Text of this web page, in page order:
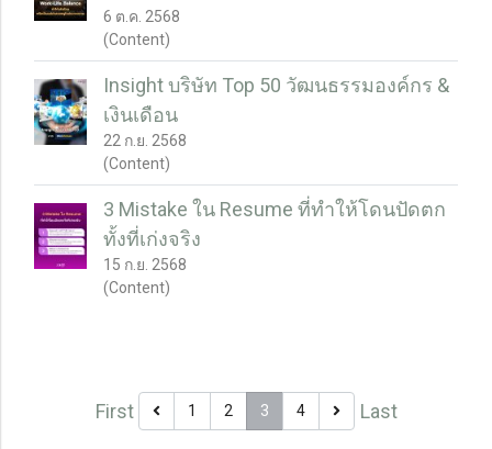
6 ต.ค. 2568
(Content)
Insight บริษัท Top 50 วัฒนธรรมองค์กร &
เงินเดือน
22 ก.ย. 2568
(Content)
3 Mistake ใน Resume ที่ทำให้โดนปัดตก
ทั้งที่เก่งจริง
15 ก.ย. 2568
(Content)
First 1 2 3 4 Last